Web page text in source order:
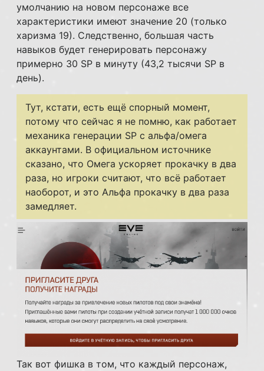
умолчанию на новом персонаже все
характеристики имеют значение 20 (только
харизма 19). Следственно, большая часть
навыков будет генерировать персонажу
примерно 30 SP в минуту (43,2 тысячи SP в
день).
Тут, кстати, есть ещё спорный момент,
потому что сейчас я не помню, как работает
механика генерации SP с альфа/омега
аккаунтами. В официальном источнике
сказано, что Омега ускоряет прокачку в два
раза, но игроки считают, что всё работает
наоборот, и это Альфа прокачку в два раза
замедляет.
Так вот фишка в том, что каждый персонаж,